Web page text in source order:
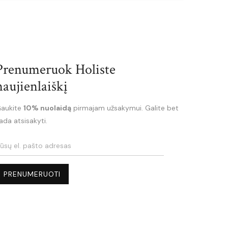
Holiste
10% nuolaidą pirmajam užsakymui. Galite bet
atsisakyti.